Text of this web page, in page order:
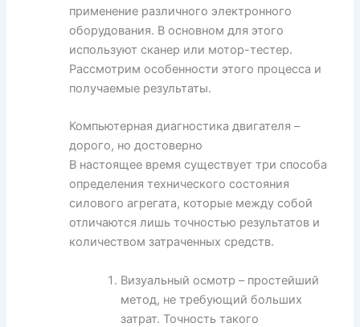
применение различного электронного
оборудования. В основном для этого
используют сканер или мотор-тестер.
Рассмотрим особенности этого процесса и
получаемые результаты.
Компьютерная диагностика двигателя –
дорого, но достоверно
В настоящее время существует три способа
определения технического состояния
силового агрегата, которые между собой
отличаются лишь точностью результатов и
количеством затраченных средств.
Визуальный осмотр – простейший
метод, не требующий больших
затрат. Точность такого